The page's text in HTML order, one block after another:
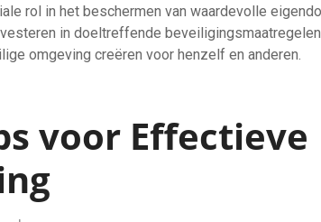
rol in het beschermen van waardevolle
in doeltreffende beveiligingsmaatregelen
omgeving creëren voor henzelf en anderen.
voor Effectieve